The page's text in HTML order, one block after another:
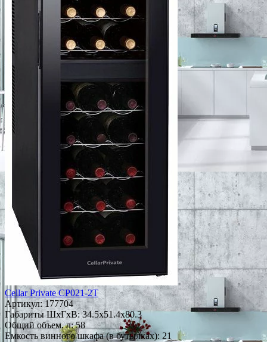
Cellar Private CP021-2T
Артикул:177704
Габариты ШxГxВ: 34.5x51.4x80.3
Общий объем, л: 58
Емкость винного шкафа (в бутылках): 21